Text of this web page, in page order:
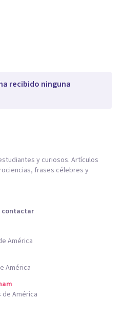
recibido ninguna
y curiosos. Artículos
frases célebres y
contactar
América
América
de América